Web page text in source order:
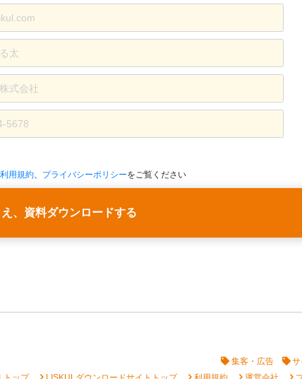
利用規約 プライバシーポリシーをご覧ください
え、資料ダウンロードする
集客・広告